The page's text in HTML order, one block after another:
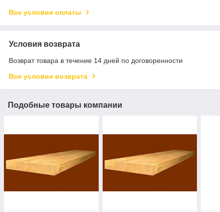
Все условия оплаты
Условия возврата
Возврат товара в течение 14 дней по договоренности
Все условия возврата
Подобные товары компании